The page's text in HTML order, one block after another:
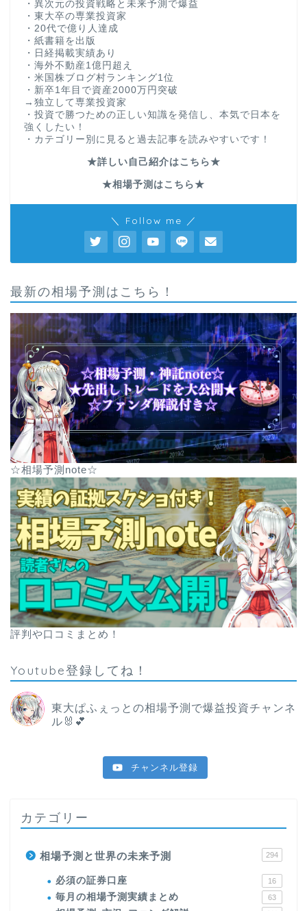
・異次元の投資戦略と未来予測で爆益
・東大卒の専業投資家
・20代で億り人達成
・紙書籍を出版
・日経掲載実績あり
・海外不動産1億円超え
・米国株ブログ村ランキング1位
・新卒1年目で資産2000万円突破
→独立して専業投資家
・投資で勝つための正しい知識を発信し、本気で日本を
強くしたい！
・カテゴリー別に見ると過去記事を読みやすいです！
★詳しい自己紹介はこちら★
★相場予測はこちら★
＼ Follow me ／
最新の相場予測はこちら！
☆相場予測note☆
評判や口コミまとめ！
Youtube登録してね！
東大ぱふぇっとの相場予測で爆益投資チャンネ
ル🐰💕
チャンネル登録
カテゴリー
相場予測と世界の未来予測 294
必須の証券口座 16
毎月の相場予測実績まとめ 63